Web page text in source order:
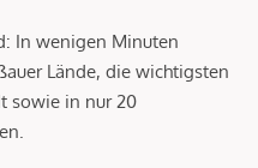
In wenigen Minuten
Lände, die wichtigsten
sowie in nur 20